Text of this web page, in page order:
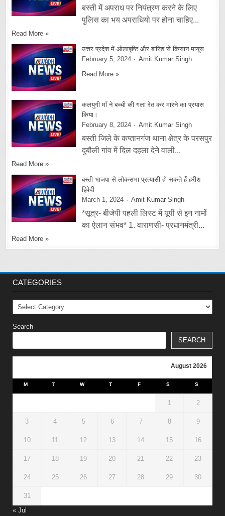
बस्ती में अपराध पर नियंत्रण करने के लिए
पुलिस का भय अपराधियो पर होना चाहिए...
Read More »
उत्तर प्रदेश में ओलाबृष्टि और बारिश से किसान मायूस
February 5, 2024
Amit Kumar Singh
Read More »
कलयुगी माँ ने बच्ची की गला रेत कर मारने का प्रयास
किया।
February 8, 2024
Amit Kumar Singh
बस्ती जिले के कप्तानगंज थाना क्षेत्र के परसपुर
दुबौली गांव में दिल दहला देने वाली...
Read More »
बस्ती भाजपा से लोकसभा प्रत्यासी हो सकते हैं हरीश
द्विवेदी
March 1, 2024
Amit Kumar Singh
*सूत्र- बीजेपी पहली लिस्ट में यूपी से इन नामों
का ऐलान संभव* 1. वाराणसी- प्रधानमंत्री...
Read More »
CATEGORIES
Categories
Search
SEARCH
August 2026
M T W T F S S
1 2
3 4 5 6 7 8 9
10 11 12 13 14 15 16
17 18 19 20 21 22 23
24 25 26 27 28 29 30
31
« Jul